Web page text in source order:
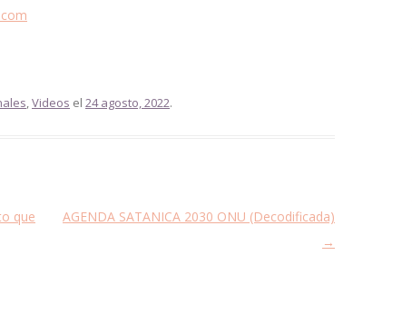
,Videos el 24 agosto, 2022.
que
AGENDA SATANICA 2030 ONU (Decodificada)
→